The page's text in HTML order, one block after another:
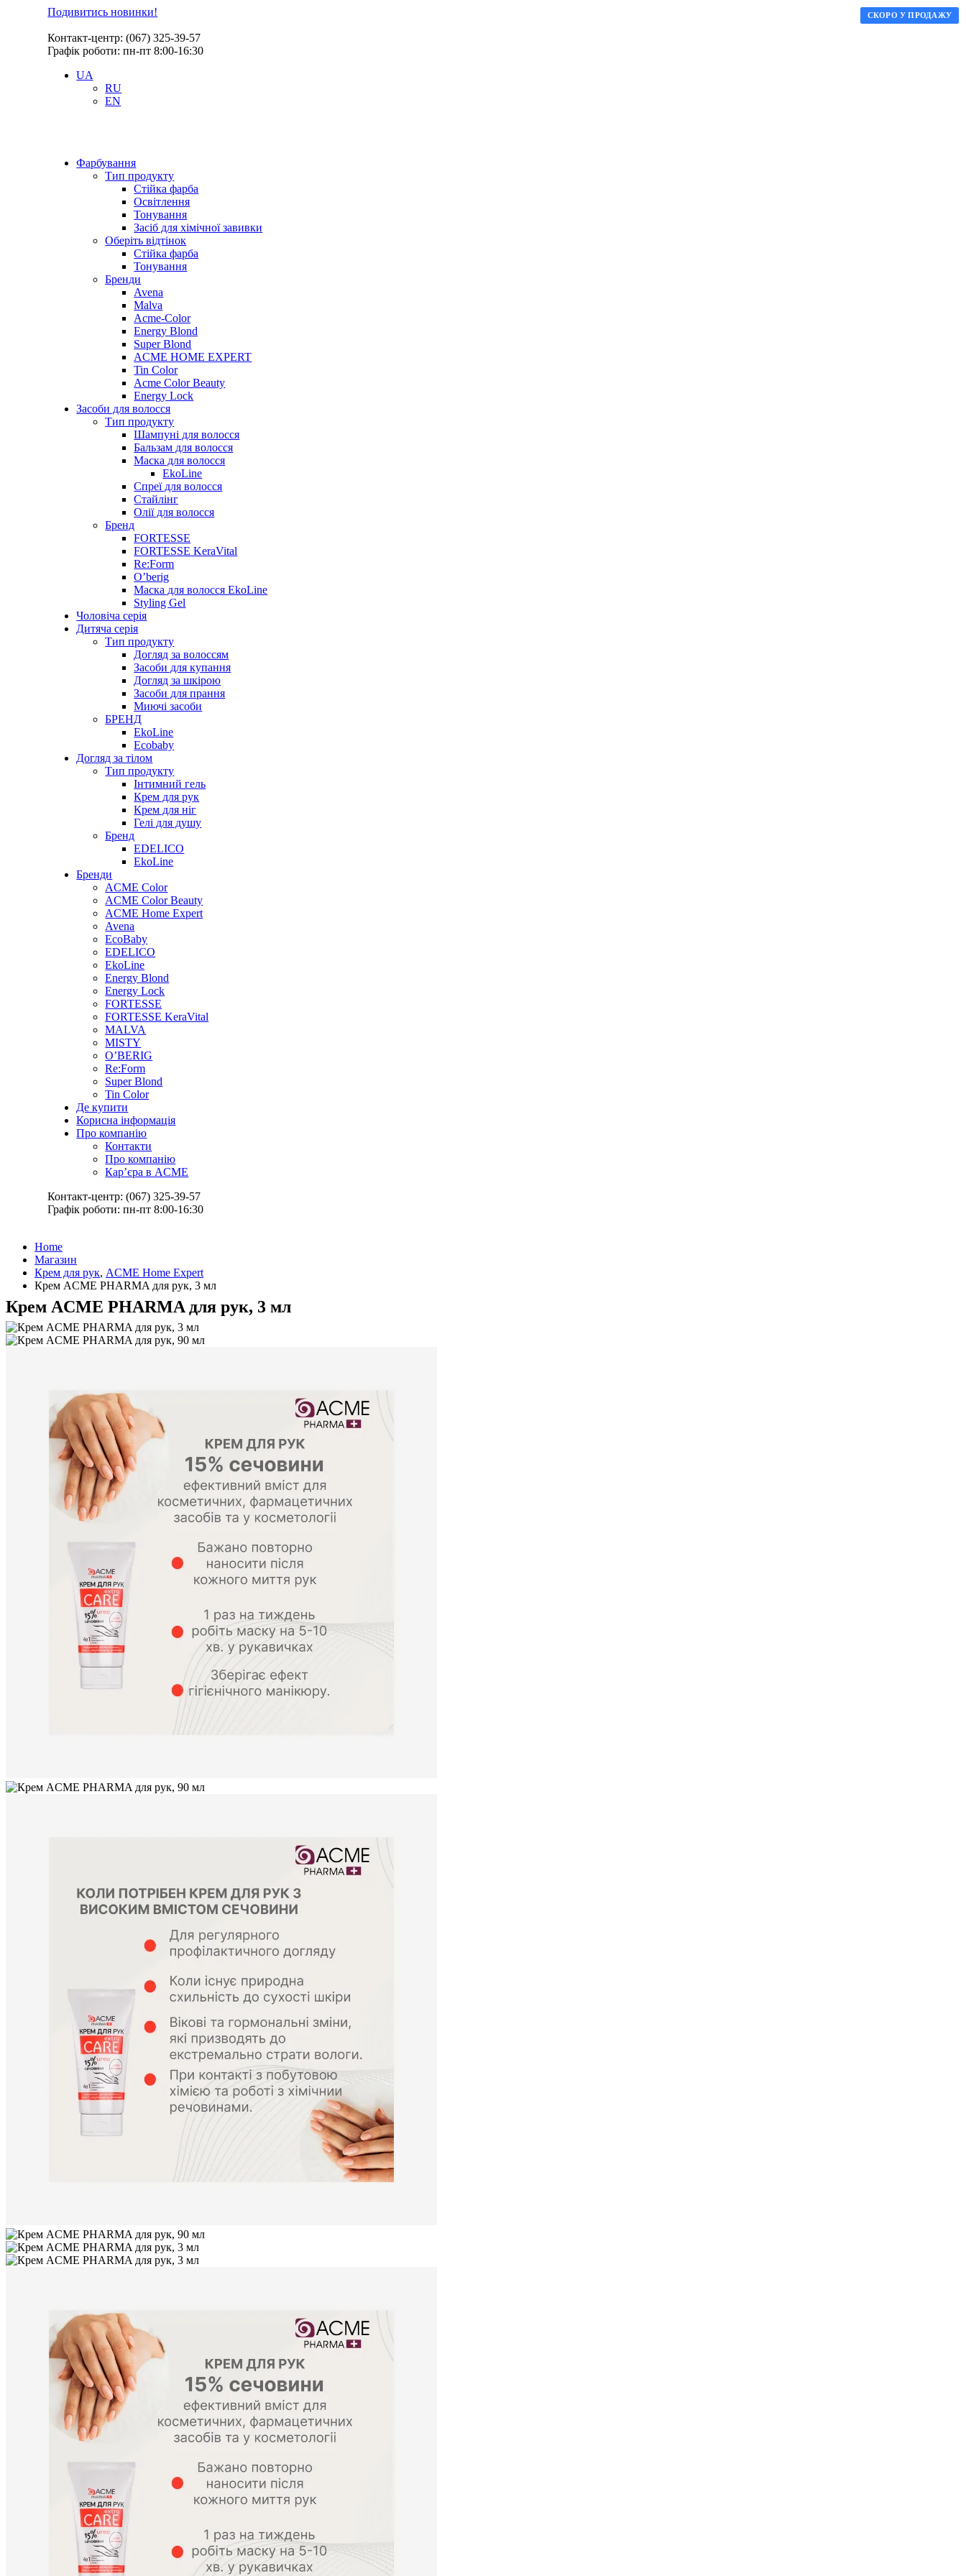
Подивитись новинки!
Контакт-центр: (067) 325-39-57
Графік роботи: пн-пт 8:00-16:30
UA
RU
EN
Фарбування
Тип продукту
Стійка фарба
Освітлення
Тонування
Засіб для хімічної завивки
Оберіть відтінок
Стійка фарба
Тонування
Бренди
Avena
Malva
Acme-Color
Energy Blond
Super Blond
ACME HOME EXPERT
Tin Color
Acme Color Beauty
Energy Lock
Засоби для волосся
Тип продукту
Шампуні для волосся
Бальзам для волосся
Маска для волосся
EkoLine
Спреї для волосся
Стайлінг
Олії для волосся
Бренд
FORTESSE
FORTESSE KeraVital
Re:Form
O’berig
Маска для волосся EkoLine
Styling Gel
Чоловіча серія
Дитяча серія
Тип продукту
Догляд за волоссям
Засоби для купання
Догляд за шкірою
Засоби для прання
Миючі засоби
БРЕНД
EkoLine
Ecobaby
Догляд за тілом
Тип продукту
Інтимний гель
Крем для рук
Крем для ніг
Гелі для душу
Бренд
EDELICO
EkoLine
Бренди
ACME Color
ACME Color Beauty
ACME Home Expert
Avena
EcoBaby
EDELICO
EkoLine
Energy Blond
Energy Lock
FORTESSE
FORTESSE KeraVital
MALVA
MISTY
O’BERIG
Re:Form
Super Blond
Tin Color
Де купити
Корисна інформація
Про компанію
Контакти
Про компанію
Кар’єра в ACME
Контакт-центр: (067) 325-39-57
Графік роботи: пн-пт 8:00-16:30
Home
Магазин
Крем для рук, ACME Home Expert
Крем ACME PHARMA для рук, 3 мл
Крем ACME PHARMA для рук, 3 мл
СКОРО У ПРОДАЖУ
СКОРО У ПРОДАЖУ